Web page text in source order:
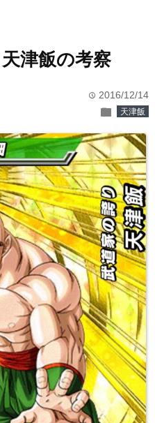
天津飯の考察
time 2016/12/14
folder 天津飯